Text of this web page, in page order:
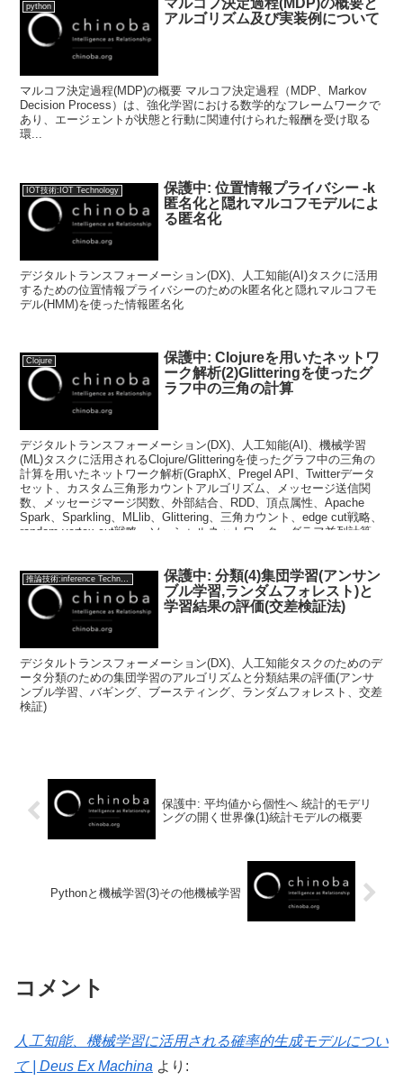
python
マルコフ決定過程(MDP)の概要と
アルゴリズム及び実装例について
マルコフ決定過程(MDP)の概要 マルコフ決定過程（MDP、Markov
Decision Process）は、強化学習における数学的なフレームワークで
あり、エージェントが状態と行動に関連付けられた報酬を受け取る
環...
IOT技術:IOT Technology
保護中: 位置情報プライバシー -k
匿名化と隠れマルコフモデルによ
る匿名化
デジタルトランスフォーメーション(DX)、人工知能(AI)タスクに活用
するための位置情報プライバシーのためのk匿名化と隠れマルコフモ
デル(HMM)を使った情報匿名化
Clojure
保護中: Clojureを用いたネットワ
ーク解析(2)Glitteringを使ったグ
ラフ中の三角の計算
デジタルトランスフォーメーション(DX)、人工知能(AI)、機械学習
(ML)タスクに活用されるClojure/Glitteringを使ったグラフ中の三角の
計算を用いたネットワーク解析(GraphX、Pregel API、Twitterデータ
セット、カスタム三角形カウントアルゴリズム、メッセージ送信関
数、メッセージマージ関数、外部結合、RDD、頂点属性、Apache
Spark、Sparkling、MLlib、Glittering、三角カウント、edge cut戦略、
random-vertex-cut戦略、ソーシャルネットワーク、グラフ並列計算
推論技術:inference Technology
保護中: 分類(4)集団学習(アンサン
ブル学習,ランダムフォレスト)と
学習結果の評価(交差検証法)
デジタルトランスフォーメーション(DX)、人工知能タスクのためのデ
ータ分類のための集団学習のアルゴリズムと分類結果の評価(アンサ
ンブル学習、バギング、ブースティング、ランダムフォレスト、交差
検証)
保護中: 平均値から個性へ 統計的モデリ
ングの開く世界像(1)統計モデルの概要
Pythonと機械学習(3)その他機械学習
コメント
人工知能、機械学習に活用される確率的生成モデルについ
て | Deus Ex Machina より: